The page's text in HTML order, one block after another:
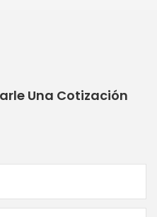
Una Cotización